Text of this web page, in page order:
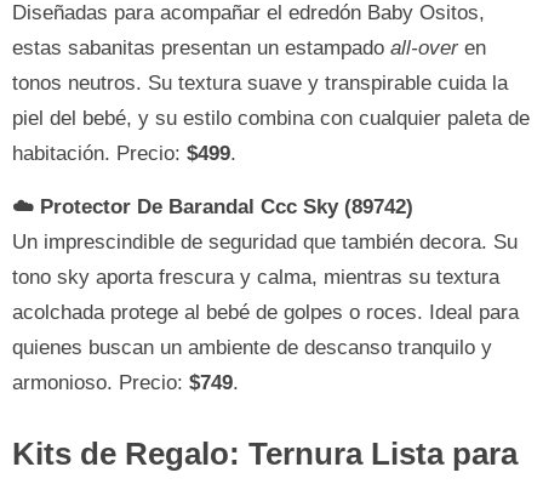
Diseñadas para acompañar el edredón Baby Ositos,
estas sabanitas presentan un estampado all-over en
tonos neutros. Su textura suave y transpirable cuida la
piel del bebé, y su estilo combina con cualquier paleta de
habitación. Precio: $499.
☁️ Protector De Barandal Ccc Sky (89742)
Un imprescindible de seguridad que también decora. Su
tono sky aporta frescura y calma, mientras su textura
acolchada protege al bebé de golpes o roces. Ideal para
quienes buscan un ambiente de descanso tranquilo y
armonioso. Precio: $749.
Kits de Regalo: Ternura Lista para